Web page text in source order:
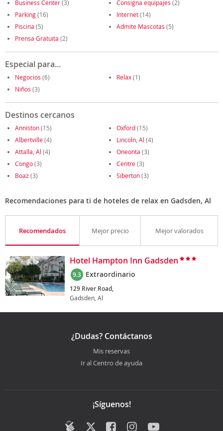
Business Center(3) Consigna equipajes (2)
Parking(16) Internet(14)
Piscina (5) Admite Mascotas (5)
Prensa Gratuita (2)
Especial para...
Negocios (6) Relax(1)
Niños (3)
Destinos cercanos
Anniston(15) Oxford(15)
Albertville(4) Lincoln, Al (4)
Attalla, Al (4) Oneonta (3)
Congo(3) Centre(3)
Boaz (3) Siberton(3)
Recomendaciones para ti de hoteles de relax en Gadsden, Al
Recomendados Mejor precio Mejor valorados
Hotel Hampton Inn Gadsden
9.3 Extraordinario
129 River Road,
Gadsden, Al
¿Dudas? Contáctanos
Mis reservas
Ir al Centro de ayuda
¡Síguenos!